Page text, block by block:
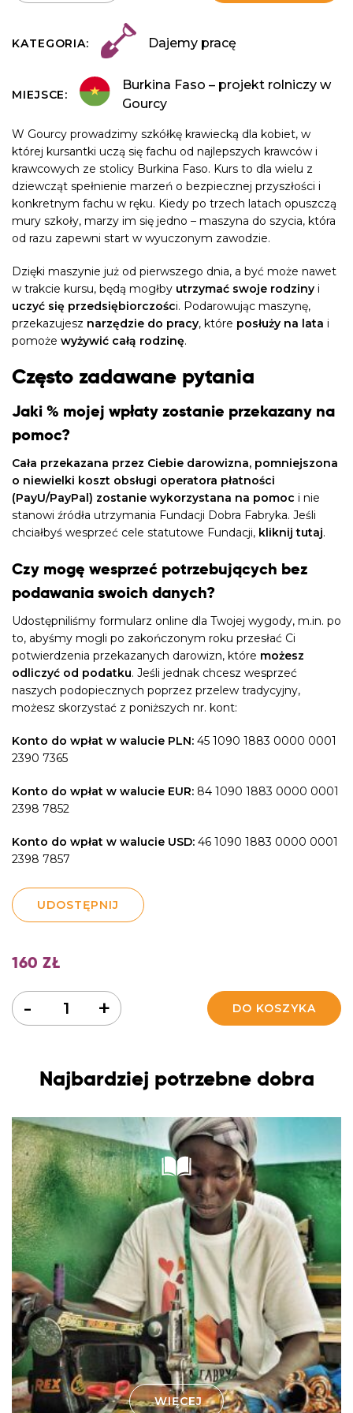
KATEGORIA: Dajemy pracę
MIEJSCE:
Burkina Faso – projekt rolniczy w
Gourcy
W Gourcy prowadzimy szkółkę krawiecką dla kobiet, w
której kursantki uczą się fachu od najlepszych krawców i
krawcowych ze stolicy Burkina Faso. Kurs to dla wielu z
dziewcząt spełnienie marzeń o bezpiecznej przyszłości i
konkretnym fachu w ręku. Kiedy po trzech latach opuszczą
mury szkoły, marzy im się jedno – maszyna do szycia, która
od razu zapewni start w wyuczonym zawodzie.
Dzięki maszynie już od pierwszego dnia, a być może nawet
w trakcie kursu, będą mogłby utrzymać swoje rodziny i
uczyć się przedsiębiorczości. Podarowując maszynę,
przekazujesz narzędzie do pracy, które posłuży na lata i
pomoże wyżywić całą rodzinę.
Często zadawane pytania
Jaki % mojej wpłaty zostanie przekazany na
pomoc?
Cała przekazana przez Ciebie darowizna, pomniejszona
o niewielki koszt obsługi operatora płatności
(PayU/PayPal) zostanie wykorzystana na pomoc i nie
stanowi źródła utrzymania Fundacji Dobra Fabryka. Jeśli
chciałbyś wesprzeć cele statutowe Fundacji, kliknij tutaj.
Czy mogę wesprzeć potrzebujących bez
podawania swoich danych?
Udostępniliśmy formularz online dla Twojej wygody, m.in. po
to, abyśmy mogli po zakończonym roku przesłać Ci
potwierdzenia przekazanych darowizn, które możesz
odliczyć od podatku. Jeśli jednak chcesz wesprzeć
naszych podopiecznych poprzez przelew tradycyjny,
możesz skorzystać z poniższych nr. kont:
Konto do wpłat w walucie PLN: 45 1090 1883 0000 0001
2390 7365
Konto do wpłat w walucie EUR: 84 1090 1883 0000 0001
2398 7852
Konto do wpłat w walucie USD: 46 1090 1883 0000 0001
2398 7857
UDOSTĘPNIJ
160 ZŁ
Ilość +
- DO KOSZYKA
Najbardziej potrzebne dobra
WIĘCEJ